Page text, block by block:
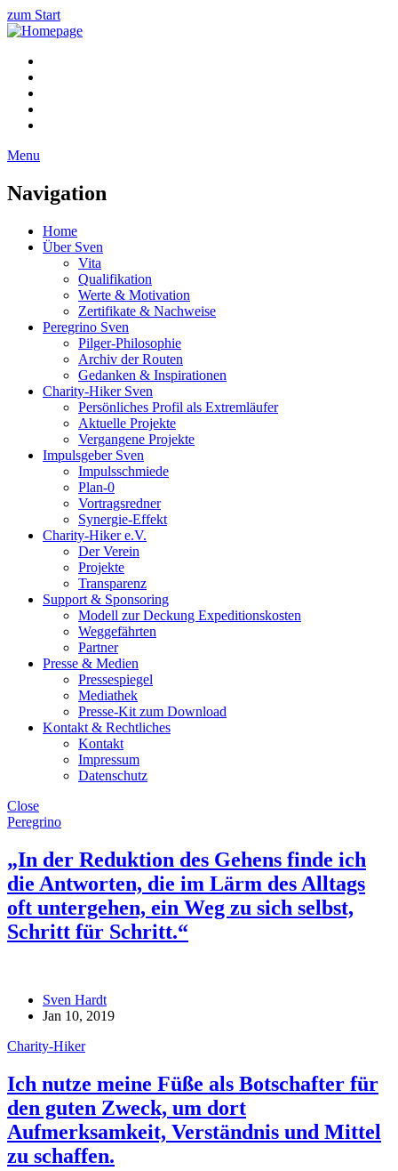
zum Start
Menu
Navigation
Home
Über Sven
Vita
Qualifikation
Werte & Motivation
Zertifikate & Nachweise
Peregrino Sven
Pilger-Philosophie
Archiv der Routen
Gedanken & Inspirationen
Charity-Hiker Sven
Persönliches Profil als Extremläufer
Aktuelle Projekte
Vergangene Projekte
Impulsgeber Sven
Impulsschmiede
Plan-0
Vortragsredner
Synergie-Effekt
Charity-Hiker e.V.
Der Verein
Projekte
Transparenz
Support & Sponsoring
Modell zur Deckung Expeditionskosten
Weggefährten
Partner
Presse & Medien
Pressespiegel
Mediathek
Presse-Kit zum Download
Kontakt & Rechtliches
Kontakt
Impressum
Datenschutz
Close
Peregrino
„In der Reduktion des Gehens finde ich
die Antworten, die im Lärm des Alltags
oft untergehen, ein Weg zu sich selbst,
Schritt für Schritt.“
Sven Hardt
Jan 10, 2019
Charity-Hiker
Ich nutze meine Füße als Botschafter für
den guten Zweck, um dort
Aufmerksamkeit, Verständnis und Mittel
zu schaffen.